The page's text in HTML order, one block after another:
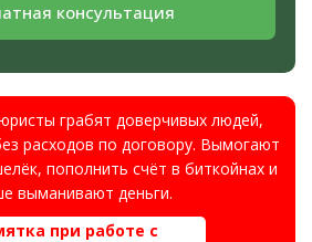
консультация
грабят доверчивых людей,
расходов по договору. Вымогают
пополнить счёт в биткойнах и
выманивают деньги.
при работе с